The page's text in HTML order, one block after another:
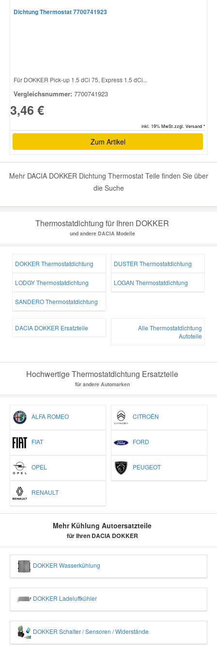
Dichtung Thermostat 7700741923
Für DOKKER Pick-up 1.5 dCi 75, Express 1.5 dCi...
Vergleichsnummer: 7700741923
3,46 €
inkl. 19% MwSt.zzgl. Versand *
Zum Artikel
Mehr DACIA DOKKER Dichtung Thermostat Teile finden Sie über
die Suche
Thermostatdichtung für Ihren DOKKER
und andere DACIA Modelle
DOKKER Thermostatdichtung DUSTER Thermostatdichtung
LODGY Thermostatdichtung LOGAN Thermostatdichtung
SANDERO Thermostatdichtung
DACIA DOKKER Ersatzteile
Alle Thermostatdichtung
Autoteile
Hochwertige Thermostatdichtung Ersatzteile
für andere Automarken
ALFA ROMEO CITROËN
FIAT FORD
OPEL PEUGEOT
RENAULT
Mehr Kühlung Autoersatzteile
für Ihren DACIA DOKKER
DOKKER Wasserkühlung
DOKKER Ladeluftkühler
DOKKER Schalter / Sensoren / Widerstände